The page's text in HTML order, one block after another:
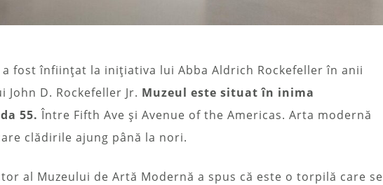
a fost înființat la inițiativa lui Abba Aldrich Rockefeller în anii
John D. Rockefeller Jr. Muzeul este situat în inima
55. Între Fifth Ave și Avenue of the Americas. Arta modernă
clădirile ajung până la nori.
al Muzeului de Artă Modernă a spus că este o torpilă care se